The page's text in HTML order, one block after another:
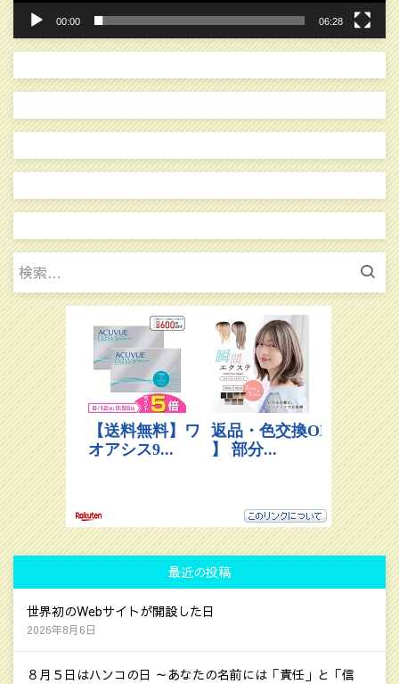
00:00 06:28
検
索:
最近の投稿
世界初のWebサイトが開設した日
2026年8月6日
８月５日はハンコの日 ～あなたの名前には「責任」と「信